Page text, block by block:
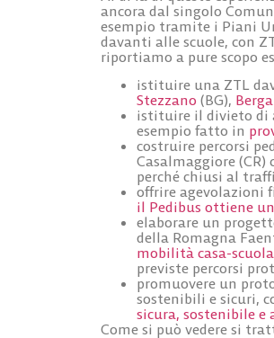
ancora dal singolo
esempio tramite i Piani
davanti alle scuole, con
riportiamo a pure scopo
istituire una ZTL
Stezzano (BG),
istituire il divieto di
esempio fatto in
costruire percorsi
Casalmaggiore
perché chiusi al
offrire agevolazioni
il Pedibus ottiene
elaborare un
della Romagna
mobilità casa-
previste percorsi
promuovere un
sostenibili e sicuri,
sicura, sostenibile e
Come si può vedere si